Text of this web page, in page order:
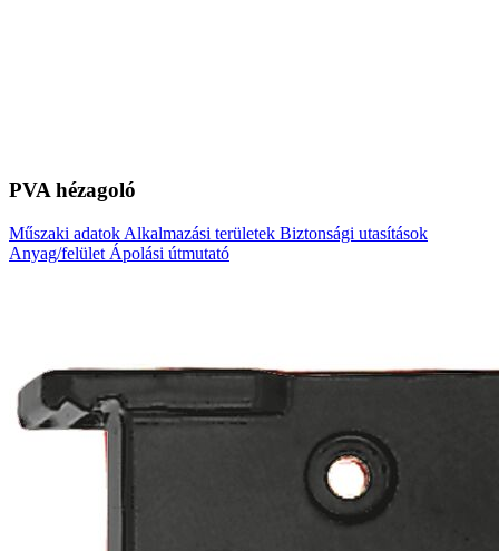
PVA hézagoló
Műszaki adatok Alkalmazási területek Biztonsági utasítások
Anyag/felület Ápolási útmutató